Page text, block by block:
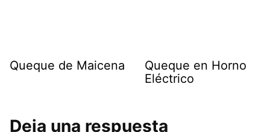
Queque de Maicena
Queque en Horno
Eléctrico
Deja una respuesta